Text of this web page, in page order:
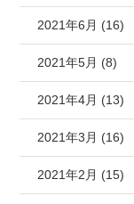
2021年6月 (16)
2021年5月 (8)
2021年4月 (13)
2021年3月 (16)
2021年2月 (15)